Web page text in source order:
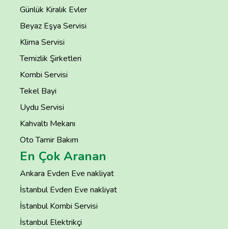
Günlük Kiralık Evler
Beyaz Eşya Servisi
Klima Servisi
Temizlik Şirketleri
Kombi Servisi
Tekel Bayi
Uydu Servisi
Kahvaltı Mekanı
Oto Tamir Bakım
En Çok Aranan
Ankara Evden Eve nakliyat
İstanbul Evden Eve nakliyat
İstanbul Kombi Servisi
İstanbul Elektrikçi